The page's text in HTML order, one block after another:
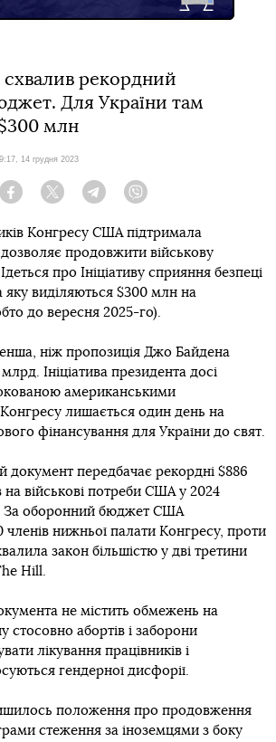
рекордний
Для України там
млн
14 грудня 2023
Facebook Twitter Telegram
Конгресу США підтримала
продовжити військову
про Ініціативу сприяння безпеці
яку виділяються $300 млн на
до вересня 2025-го).
ніж пропозиція Джо Байдена
Ініціатива президента досі
американськими
лишається один день на
фінансування для України до свят.
документ передбачає рекордні $886
на військові потреби США у 2024
За оборонний бюджет США
членів нижньої палати Конгресу, проти
закон більшістю у дві третини
Hill.
не містить обмежень на
стосовно абортів і заборони
лікування працівників і
гендерної дисфорії.
положення про продовження
стеження за іноземцями з боку